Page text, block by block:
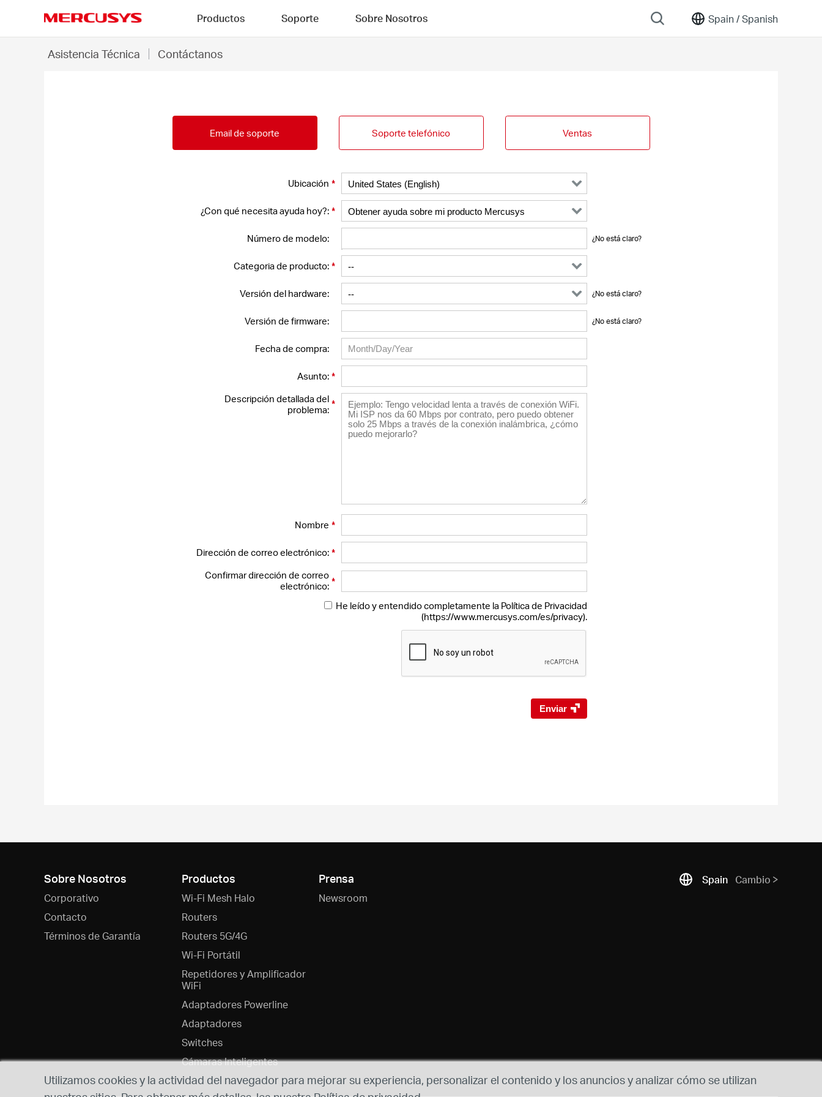
Spain /Spanish
Productos Soporte Sobre Nosotros
Asistencia Técnica Contáctanos
Email de soporte Soporte telefónico Ventas
Ubicación *
¿Con qué necesita ayuda hoy?: *
Número de modelo: ¿No está claro?
Categoria de producto: *
Versión del hardware: ¿No está claro?
Versión de firmware: ¿No está claro?
Fecha de compra:
Asunto: *
Descripción detallada del
problema:
*
Nombre *
Dirección de correo electrónico: *
Confirmar dirección de correo
electrónico: *
He leído y entendido completamente la Política de Privacidad
(https://www.mercusys.com/es/privacy).
Enviar
Sobre Nosotros
Corporativo
Contacto
Términos de Garantía
Productos
Wi-Fi Mesh Halo
Routers
Routers 5G/4G
Wi-Fi Portátil
Repetidores y Amplificador
WiFi
Adaptadores Powerline
Adaptadores
Switches
Cámaras Inteligentes
Prensa
Newsroom
Spain Cambio
Utilizamos cookies y la actividad del navegador para mejorar su experiencia, personalizar el contenido y los anuncios y analizar cómo se utilizan